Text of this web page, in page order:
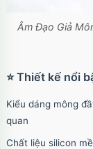
Âm Đạo Giả
⭐ Thiết kế nổi
Kiểu dáng mông
quan
Chất liệu silicon